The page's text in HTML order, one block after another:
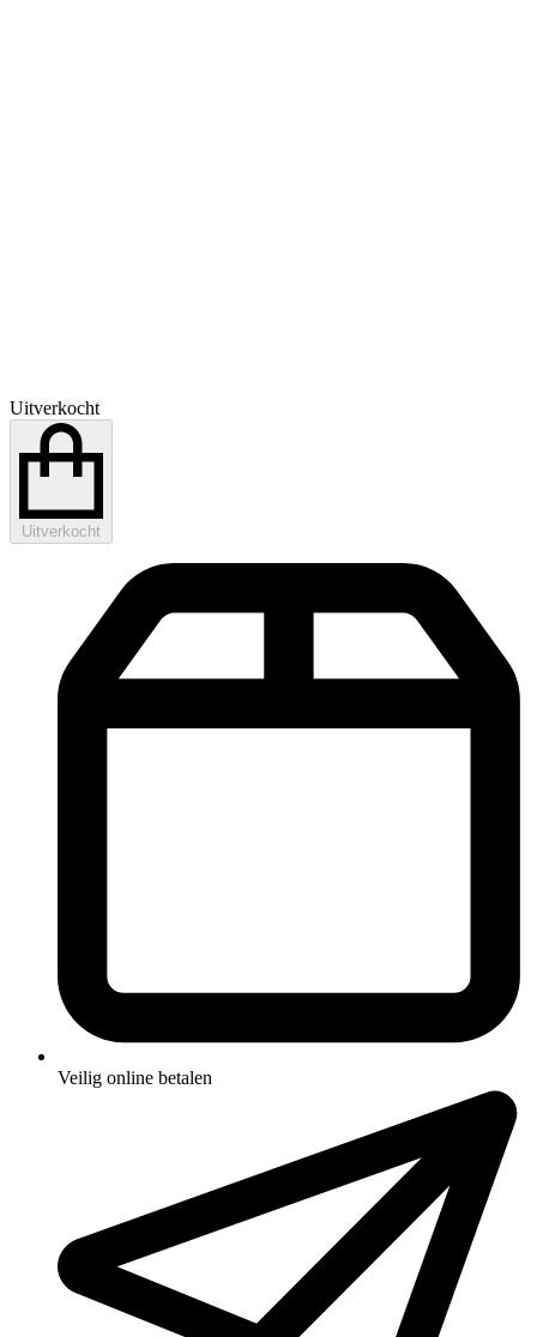
Uitverkocht
Uitverkocht
Veilig online betalen